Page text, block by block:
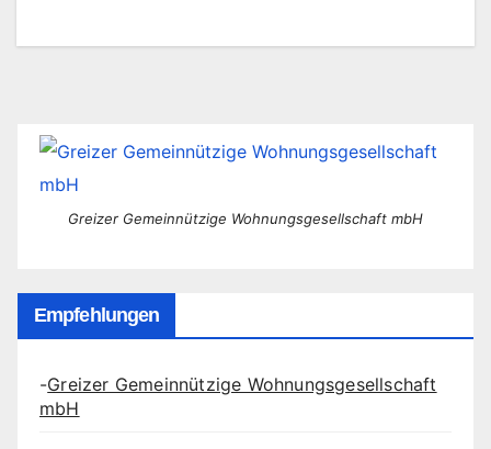
Greizer Gemeinnützige Wohnungsgesellschaft mbH
Empfehlungen
-Greizer Gemeinnützige Wohnungsgesellschaft
mbH